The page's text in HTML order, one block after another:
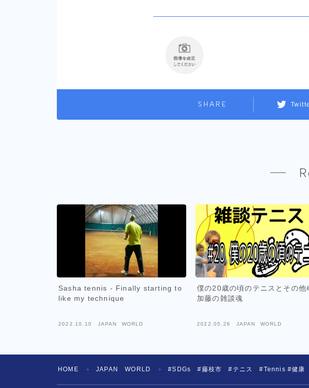
SHARE
Sasha tennis - Finally starting to
like my technique
2022.10.10 JAPAN WORLD
僕の20歳の頃のテニスとその他
加藤の雑談魂
2022.05.26 JAPAN WORLD
HOME ＞ JAPAN WORLD ＞ #SDGs #藤枝市 #テニス #Tennis #健